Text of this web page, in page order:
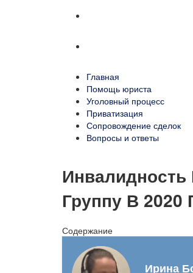
Главная
Помощь юриста
Уголовный процесс
Приватизация
Сопровождение сделок
Вопросы и ответы
Группу В 2020
Содержание